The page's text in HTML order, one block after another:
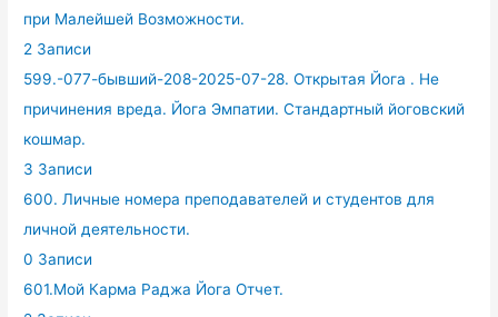
при Малейшей Возможности.
2 Записи
599.-077-бывший-208-2025-07-28. Открытая Йога . Не
причинения вреда. Йога Эмпатии. Стандартный йоговский
кошмар.
3 Записи
600. Личные номера преподавателей и студентов для
личной деятельности.
0 Записи
601.Мой Карма Раджа Йога Отчет.